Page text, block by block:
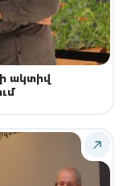
ակտիվ